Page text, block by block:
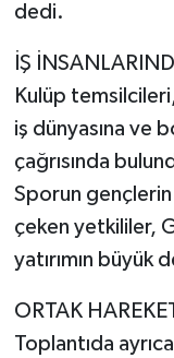
dedi.
İŞ
Kulüp
iş dünyasına ve
çağrısında
Sporun
çeken yetkililer,
yatırımın büyük
ORTAK
Toplantıda